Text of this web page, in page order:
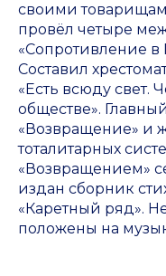
своими
провёл четыре
«Сопротивление в
Составил
«Есть всюду свет.
обществе».
«Возвращение» и
тоталитарных
«Возвращением»
издан сборник
«Каретный ряд».
положены на